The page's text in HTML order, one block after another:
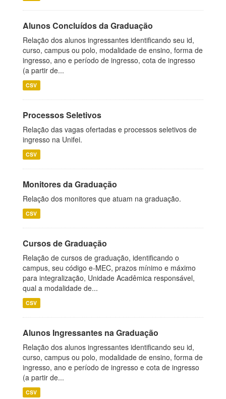
Alunos Concluídos da Graduação
Relação dos alunos ingressantes identificando seu id,
curso, campus ou polo, modalidade de ensino, forma de
ingresso, ano e período de ingresso, cota de ingresso
(a partir de...
CSV
Processos Seletivos
Relação das vagas ofertadas e processos seletivos de
ingresso na Unifei.
CSV
Monitores da Graduação
Relação dos monitores que atuam na graduação.
CSV
Cursos de Graduação
Relação de cursos de graduação, identificando o
campus, seu código e-MEC, prazos mínimo e máximo
para integralização, Unidade Acadêmica responsável,
qual a modalidade de...
CSV
Alunos Ingressantes na Graduação
Relação dos alunos ingressantes identificando seu id,
curso, campus ou polo, modalidade de ensino, forma de
ingresso, ano e período de ingresso e cota de ingresso
(a partir de...
CSV